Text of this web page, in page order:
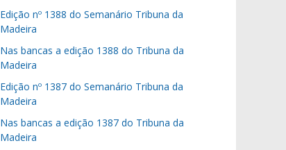
Edição nº 1388 do Semanário Tribuna da
Madeira
Nas bancas a edição 1388 do Tribuna da
Madeira
Edição nº 1387 do Semanário Tribuna da
Madeira
Nas bancas a edição 1387 do Tribuna da
Madeira